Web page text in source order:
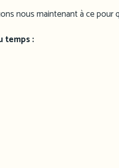
nous maintenant à ce pour
temps :